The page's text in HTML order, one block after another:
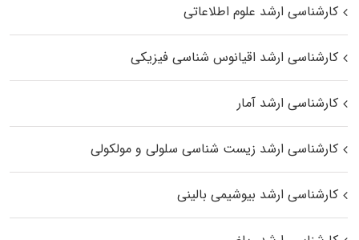
کارشناسی ارشد علوم اطلاعاتی
کارشناسی ارشد اقیانوس‌ شناسی فیزیکی
کارشناسی ارشد آمار
کارشناسی ارشد زیست شناسی سلولی و مولکولی
کارشناسی ارشد بیوشیمی بالینی